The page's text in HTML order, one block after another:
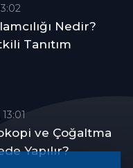
Nedir?
Tanıtım
ve Çoğaltma
Yapılır?